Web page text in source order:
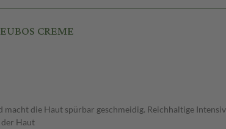
CREME
macht die Haut spürbar geschmeidig. Reichhaltige
Haut